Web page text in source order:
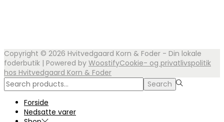
Copyright © 2026 Hvitvedgaard Korn & Foder - Din lokale
foderbutik | Powered by WoostifyCookie- og privatlivspolitik
hos Hvitvedgaard Korn & Foder
Search
for:>
Search
Forside
Nedsatte varer